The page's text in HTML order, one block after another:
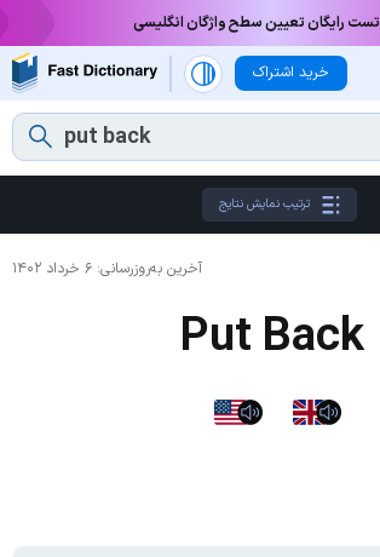
تست رایگان تعیین سطح واژگان انگلیسی
خرید اشتراک
ترتیب نمایش نتایج
آخرین به‌روزرسانی: ۶ خرداد ۱۴۰۲
Put Back